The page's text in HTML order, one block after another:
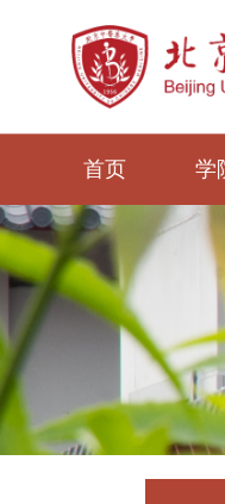
首页 学